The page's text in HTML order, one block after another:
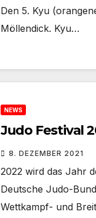
Den 5. Kyu
Möllendick. Kyu…
NEWS
Judo Festival
8. DEZEMBER 2021
2022 wird das Jahr
Deutsche Judo-
Wettkampf- und